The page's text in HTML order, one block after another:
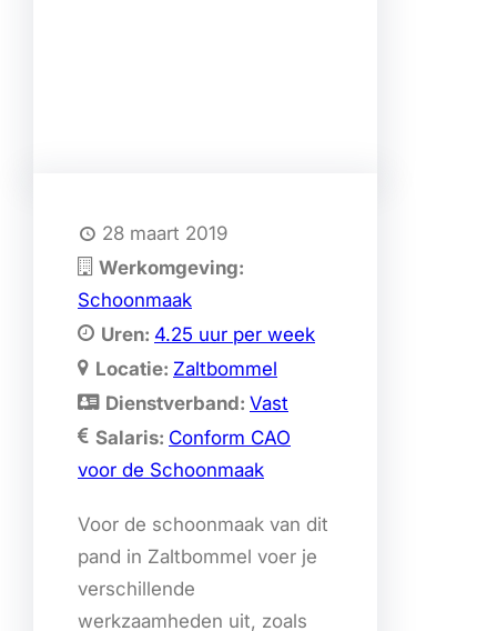
28 maart 2019
Werkomgeving:
Schoonmaak
Uren: 4.25 uur per week
Locatie: Zaltbommel
Dienstverband: Vast
Salaris: Conform CAO
voor de Schoonmaak
Voor de schoonmaak van dit
pand in Zaltbommel voer je
verschillende
werkzaamheden uit, zoals